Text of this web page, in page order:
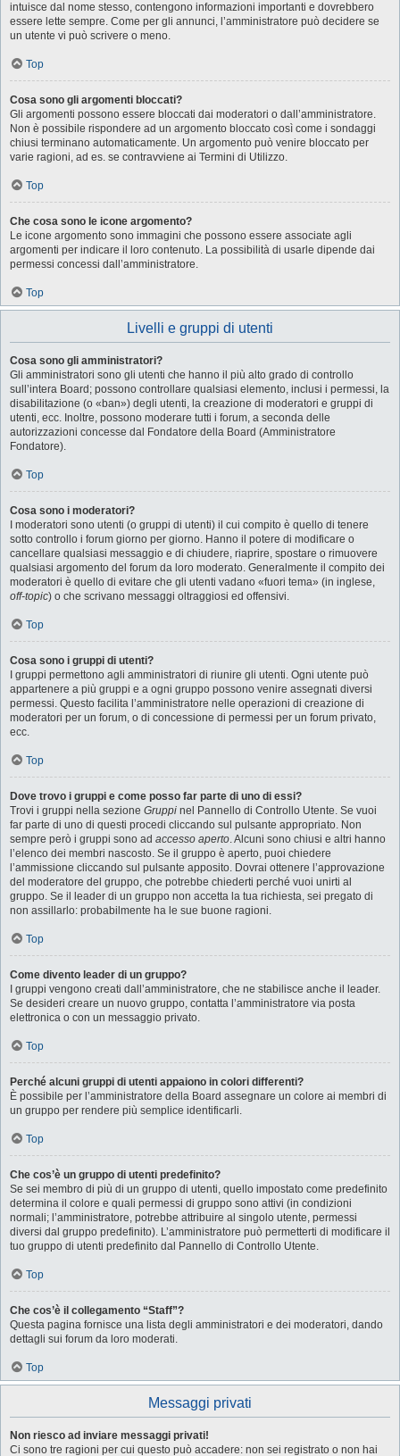
intuisce dal nome stesso, contengono informazioni importanti e dovrebbero
essere lette sempre. Come per gli annunci, l’amministratore può decidere se
un utente vi può scrivere o meno.
Top
Cosa sono gli argomenti bloccati?
Gli argomenti possono essere bloccati dai moderatori o dall’amministratore.
Non è possibile rispondere ad un argomento bloccato così come i sondaggi
chiusi terminano automaticamente. Un argomento può venire bloccato per
varie ragioni, ad es. se contravviene ai Termini di Utilizzo.
Top
Che cosa sono le icone argomento?
Le icone argomento sono immagini che possono essere associate agli
argomenti per indicare il loro contenuto. La possibilità di usarle dipende dai
permessi concessi dall’amministratore.
Top
Livelli e gruppi di utenti
Cosa sono gli amministratori?
Gli amministratori sono gli utenti che hanno il più alto grado di controllo
sull’intera Board; possono controllare qualsiasi elemento, inclusi i permessi, la
disabilitazione (o «ban») degli utenti, la creazione di moderatori e gruppi di
utenti, ecc. Inoltre, possono moderare tutti i forum, a seconda delle
autorizzazioni concesse dal Fondatore della Board (Amministratore
Fondatore).
Top
Cosa sono i moderatori?
I moderatori sono utenti (o gruppi di utenti) il cui compito è quello di tenere
sotto controllo i forum giorno per giorno. Hanno il potere di modificare o
cancellare qualsiasi messaggio e di chiudere, riaprire, spostare o rimuovere
qualsiasi argomento del forum da loro moderato. Generalmente il compito dei
moderatori è quello di evitare che gli utenti vadano «fuori tema» (in inglese,
off-topic) o che scrivano messaggi oltraggiosi ed offensivi.
Top
Cosa sono i gruppi di utenti?
I gruppi permettono agli amministratori di riunire gli utenti. Ogni utente può
appartenere a più gruppi e a ogni gruppo possono venire assegnati diversi
permessi. Questo facilita l’amministratore nelle operazioni di creazione di
moderatori per un forum, o di concessione di permessi per un forum privato,
ecc.
Top
Dove trovo i gruppi e come posso far parte di uno di essi?
Trovi i gruppi nella sezione Gruppi nel Pannello di Controllo Utente. Se vuoi
far parte di uno di questi procedi cliccando sul pulsante appropriato. Non
sempre però i gruppi sono ad accesso aperto. Alcuni sono chiusi e altri hanno
l’elenco dei membri nascosto. Se il gruppo è aperto, puoi chiedere
l’ammissione cliccando sul pulsante apposito. Dovrai ottenere l’approvazione
del moderatore del gruppo, che potrebbe chiederti perché vuoi unirti al
gruppo. Se il leader di un gruppo non accetta la tua richiesta, sei pregato di
non assillarlo: probabilmente ha le sue buone ragioni.
Top
Come divento leader di un gruppo?
I gruppi vengono creati dall’amministratore, che ne stabilisce anche il leader.
Se desideri creare un nuovo gruppo, contatta l’amministratore via posta
elettronica o con un messaggio privato.
Top
Perché alcuni gruppi di utenti appaiono in colori differenti?
È possibile per l’amministratore della Board assegnare un colore ai membri di
un gruppo per rendere più semplice identificarli.
Top
Che cos’è un gruppo di utenti predefinito?
Se sei membro di più di un gruppo di utenti, quello impostato come predefinito
determina il colore e quali permessi di gruppo sono attivi (in condizioni
normali; l’amministratore, potrebbe attribuire al singolo utente, permessi
diversi dal gruppo predefinito). L’amministratore può permetterti di modificare il
tuo gruppo di utenti predefinito dal Pannello di Controllo Utente.
Top
Che cos’è il collegamento “Staff”?
Questa pagina fornisce una lista degli amministratori e dei moderatori, dando
dettagli sui forum da loro moderati.
Top
Messaggi privati
Non riesco ad inviare messaggi privati!
Ci sono tre ragioni per cui questo può accadere: non sei registrato o non hai